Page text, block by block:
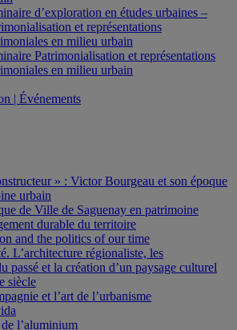
d’exploration en études urbaines –
et représentations
en milieu urbain
Patrimonialisation et représentations
en milieu urbain
| Événements
» : Victor Bourgeau et son époque
urbain
de Ville de Saguenay en patrimoine
durable du territoire
and the politics of our time
L’architecture régionaliste, les
passé et la création d’un paysage culturel
siècle
et l’art de l’urbanisme
l’aluminium